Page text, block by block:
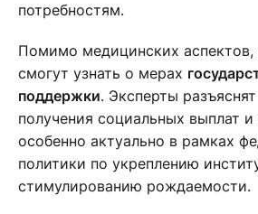
потребностям.
Помимо медицинских аспектов,
смогут узнать о мерах
поддержки. Эксперты
получения социальных выплат и
особенно актуально в рамках
политики по укреплению
стимулированию рождаемости.